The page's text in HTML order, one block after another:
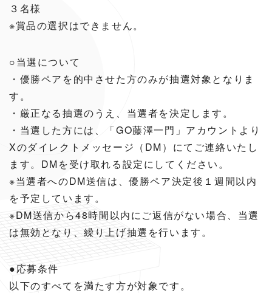
３名様
※賞品の選択はできません。
○当選について
・優勝ペアを的中させた方のみが抽選対象となりま
す。
・厳正なる抽選のうえ、当選者を決定します。
・当選した方には、「GO藤澤一門」アカウントより
Xのダイレクトメッセージ（DM）にてご連絡いたし
ます。DMを受け取れる設定にしてください。
※当選者へのDM送信は、優勝ペア決定後１週間以内
を予定しています。
※DM送信から48時間以内にご返信がない場合、当選
は無効となり、繰り上げ抽選を行います。
●応募条件
以下のすべてを満たす方が対象です。